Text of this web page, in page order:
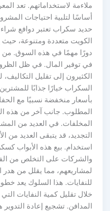
ملاءمة لاستخداماتهم. تعد
أساسًا لتلبية احتياجات
حديد سكراب تعتبر دوافع
الكويت متعددة ومتنوعة،
دورًا مهمًا في هذه السوق. من
في توفير المال. في ظل
الكثيرون إلى تقليل
السكراب خيارًا جذابًا
بأسعار منخفضة نسبيًا مع
المطلوب. جانب آخر من هذه
المخلفات. في العديد من
التجديد، قد يتبقى العديد من
استخدام. بيع هذه الأبواب
والشركات على التخلص من
لمشاريعهم، مما يقلل من هدر
للنفايات. هذا السلوك يعد
خلال تقليل كمية النفايات
المدافن. تشجيع إعادة